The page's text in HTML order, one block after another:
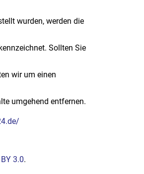
wurden, werden die
Sollten Sie
wir um einen
umgehend entfernen.
BY 3.0.